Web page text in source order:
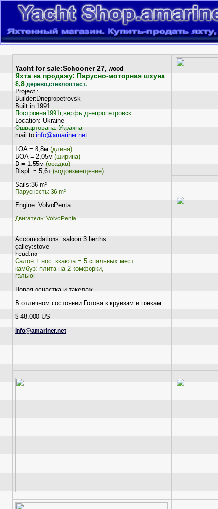
Yacht for sale:Schooner 27, wood
Яхта на продажу: Парусно-моторная шхуна
8,8 дерево,стеклопласт.
Project :
Builder:Dnepropetrovsk
Built in 1991
Построена1991г,верфь днепропетровск .
Location: Ukraine
Ошвартована: Украина
mail to info@amariner.net
LOA = 8,8м (длина)
BOA = 2,05м (ширина)
D = 1.55м (осадка)
Displ. = 5,6т (водоизмещение)
Sails:36 m²
Парусность: 36 m²
Engine: VolvoPenta
Двигатель: VolvoPenta
Accomodations: saloon 3 berths
galley:stove
head:no
Салон + нос. ккаюта = 5 спальных мест
камбуз: плита на 2 комфорки,
гальюн
Новая оснастка и такелаж
В отличном состоянии.Готова к круизам и гонкам
$ 48.000 US
info@amariner.net